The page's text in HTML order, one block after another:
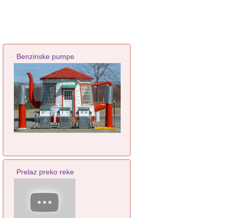
Benzinske pumpe
Prelaz preko reke